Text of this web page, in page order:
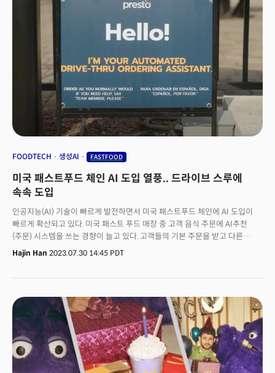
구성되어 있으며, 각 레인마다 직원들이 배치돼 차량에 음식을 전달한다. 또
다른 콘셉트는 유동 인구가 많은 도심 지역을 대상으로 한 식당이다. 워크업
사이트(Digital walk Up)라고 불리는 새로운 콘셉트의 식당은 칙필레 모바일
앱을 통해 음식을 미리 주문하고, '픽업'만 가능한 방식으로 운영된다. 인구
유동이 많은 뉴욕에서 시범 도입될 예정이다.
FOODTECH 생성AI FASTFOOD
미국 패스트푸드 체인 AI 도입 열풍.. 드라이브 스루에
속속 도입
인공지능(AI) 기술이 빠르게 발전하면서 미국 패스트푸드 체인에 AI 도입이
빠르게 확산되고 있다. 미국 패스트 푸드 매장 중 고객 음식 주문에 AI추천
(주문) 시스템을 쓰는 경향이 늘고 있다. 고객들의 기본 주문을 받고 다른
상품을 추천하는 작업을 사람이 아닌 AI가 담당하는 방식이다. 이미 화이트
캐슬(White Castle), 칼스 주니어(Carl’s Jr), 하디스(Hardee), 델 타코(Del
Hajin Han 2023.07.30 14:45 PDT